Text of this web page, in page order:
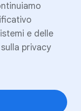
e delle
privacy